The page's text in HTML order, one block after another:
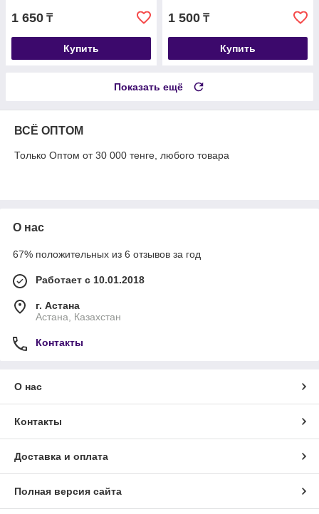
1 650 ₸
Купить
1 500 ₸
Купить
Показать ещё
ВСЁ ОПТОМ
Только Оптом от 30 000 тенге, любого товара
О нас
67% положительных из 6 отзывов за год
Работает с 10.01.2018
г. Астана
Астана, Казахстан
Контакты
О нас
Контакты
Доставка и оплата
Полная версия сайта